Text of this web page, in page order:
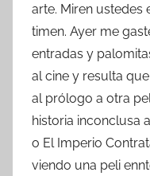
arte. Miren ustedes
timen. Ayer me
entradas y
al cine y resulta
al prólogo a otra
historia inconclusa
o El Imperio
viendo una peli